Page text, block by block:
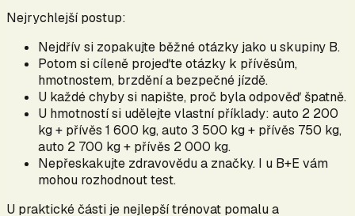
Nejrychlejší postup:
Nejdřív si zopakujte běžné otázky jako u skupiny B.
Potom si cíleně projeďte otázky k přívěsům,
hmotnostem, brzdění a bezpečné jízdě.
U každé chyby si napište, proč byla odpověď špatně.
U hmotností si udělejte vlastní příklady: auto 2 200
kg + přívěs 1 600 kg, auto 3 500 kg + přívěs 750 kg,
auto 2 700 kg + přívěs 2 000 kg.
Nepřeskakujte zdravovědu a značky. I u B+E vám
mohou rozhodnout test.
U praktické části je nejlepší trénovat pomalu a